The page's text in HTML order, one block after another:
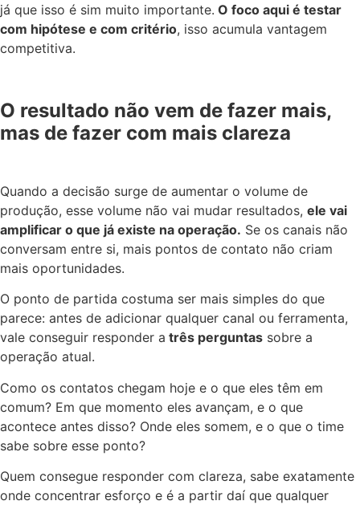
já que isso é sim muito importante. O foco aqui é testar
com hipótese e com critério, isso acumula vantagem
competitiva.
O resultado não vem de fazer mais,
mas de fazer com mais clareza
Quando a decisão surge de aumentar o volume de
produção, esse volume não vai mudar resultados, ele vai
amplificar o que já existe na operação. Se os canais não
conversam entre si, mais pontos de contato não criam
mais oportunidades.
O ponto de partida costuma ser mais simples do que
parece: antes de adicionar qualquer canal ou ferramenta,
vale conseguir responder a três perguntas sobre a
operação atual.
Como os contatos chegam hoje e o que eles têm em
comum? Em que momento eles avançam, e o que
acontece antes disso? Onde eles somem, e o que o time
sabe sobre esse ponto?
Quem consegue responder com clareza, sabe exatamente
onde concentrar esforço e é a partir daí que qualquer